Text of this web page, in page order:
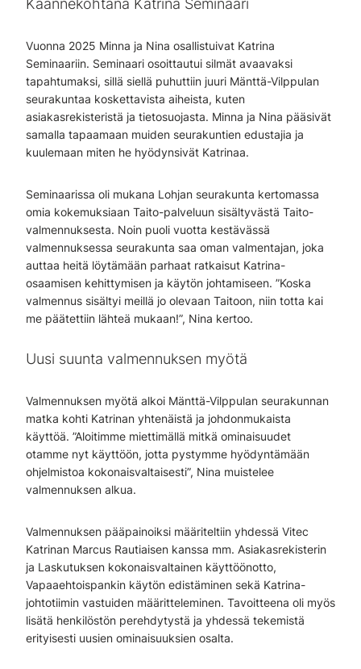
Käännekohtana Katrina Seminaari
Vuonna 2025 Minna ja Nina osallistuivat Katrina
Seminaariin. Seminaari osoittautui silmät avaavaksi
tapahtumaksi, sillä siellä puhuttiin juuri Mänttä-Vilppulan
seurakuntaa koskettavista aiheista, kuten
asiakasrekisteristä ja tietosuojasta. Minna ja Nina pääsivät
samalla tapaamaan muiden seurakuntien edustajia ja
kuulemaan miten he hyödynsivät Katrinaa.
Seminaarissa oli mukana Lohjan seurakunta kertomassa
omia kokemuksiaan Taito-palveluun sisältyvästä Taito-
valmennuksesta. Noin puoli vuotta kestävässä
valmennuksessa seurakunta saa oman valmentajan, joka
auttaa heitä löytämään parhaat ratkaisut Katrina-
osaamisen kehittymisen ja käytön johtamiseen. ”Koska
valmennus sisältyi meillä jo olevaan Taitoon, niin totta kai
me päätettiin lähteä mukaan!”, Nina kertoo.
Uusi suunta valmennuksen myötä
Valmennuksen myötä alkoi Mänttä-Vilppulan seurakunnan
matka kohti Katrinan yhtenäistä ja johdonmukaista
käyttöä. ”Aloitimme miettimällä mitkä ominaisuudet
otamme nyt käyttöön, jotta pystymme hyödyntämään
ohjelmistoa kokonaisvaltaisesti”, Nina muistelee
valmennuksen alkua.
Valmennuksen pääpainoiksi määriteltiin yhdessä Vitec
Katrinan Marcus Rautiaisen kanssa mm. Asiakasrekisterin
ja Laskutuksen kokonaisvaltainen käyttöönotto,
Vapaaehtoispankin käytön edistäminen sekä Katrina-
johtotiimin vastuiden määritteleminen. Tavoitteena oli myös
lisätä henkilöstön perehdytystä ja yhdessä tekemistä
erityisesti uusien ominaisuuksien osalta.